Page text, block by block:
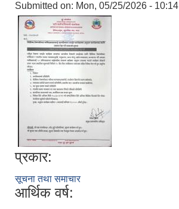
Submitted on: Mon, 05/25/2026 - 10:14
प्रकार:
सूचना तथा समाचार
आर्थिक वर्ष: